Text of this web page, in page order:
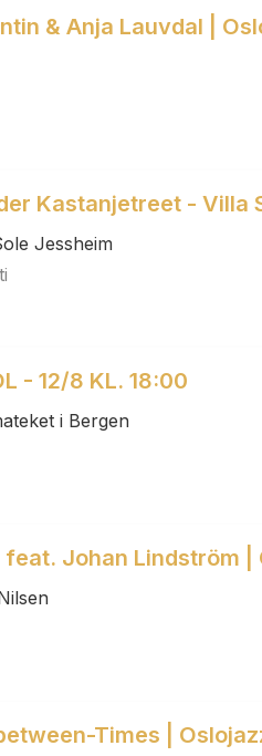
& Anja Lauvdal |
Kastanjetreet - Villa
Jessheim
- 12/8 KL. 18:00
i Bergen
feat. Johan Lindström
Times |